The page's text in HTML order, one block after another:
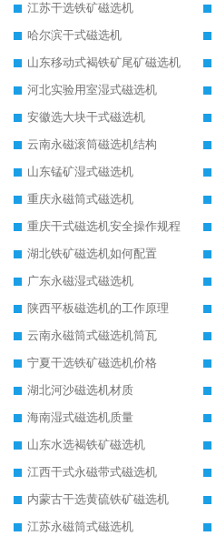
江苏干选铁矿磁选机
哈尔滨干式磁选机
山东移动式褐铁矿尾矿磁选机
河北实验用室湿式磁选机
安徽选大块干式磁选机
云南永磁滚筒磁选机结构
山东锰矿湿式磁选机
重庆永磁筒式磁选机
重庆干式磁选机安全操作规程
湖北铁矿磁选机如何配置
广东永磁湿式磁选机
陕西平板磁选机的工作原理
云南永磁筒式磁选机筒瓦
宁夏干选铁矿磁选机价格
湖北河沙磁选机材质
海南湿式磁选机质量
山东水选褐铁矿磁选机
江西干式永磁带式磁选机
内蒙古干选黄硫铁矿磁选机
江苏永磁筒式磁选机